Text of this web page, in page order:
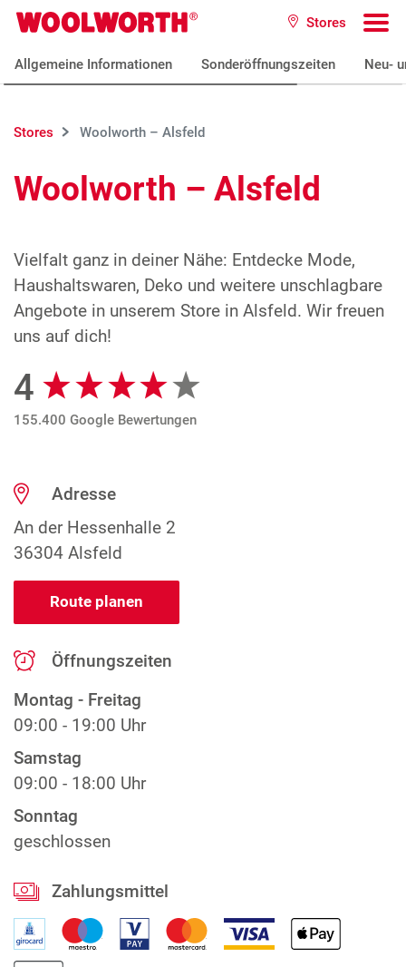
Zum Hauptinhalt
Woolworth GmbH Stores
Allgemeine Informationen Sonderöffnungszeiten Neu-
Stores Woolworth – Alsfeld
Woolworth – Alsfeld
Vielfalt ganz in deiner Nähe: Entdecke Mode,
Haushaltswaren, Deko und weitere unschlagbare
Angebote in unserem Store in Alsfeld. Wir freuen
uns auf dich!
Google Bewertungen
4
155.400 Google Bewertungen
Adresse
An der Hessenhalle 2
36304 Alsfeld
Route planen
Öffnungszeiten
Montag - Freitag
09:00 - 19:00 Uhr
Samstag
09:00 - 18:00 Uhr
Sonntag
geschlossen
Zahlungsmittel